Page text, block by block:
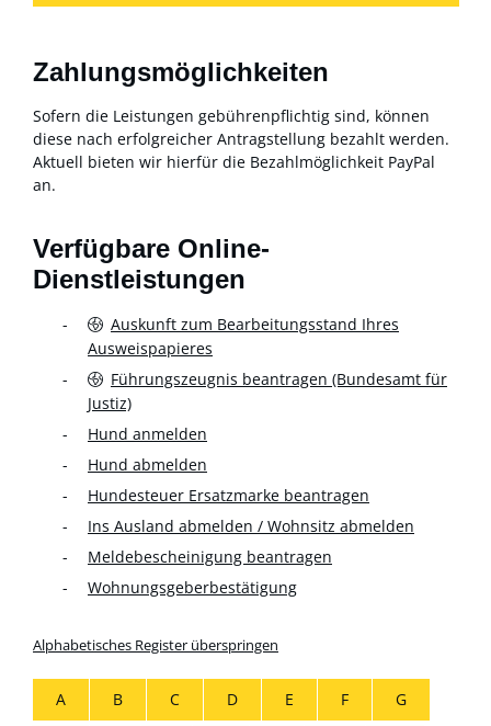
Zahlungsmöglichkeiten
Sofern die Leistungen gebührenpflichtig sind, können
diese nach erfolgreicher Antragstellung bezahlt werden.
Aktuell bieten wir hierfür die Bezahlmöglichkeit PayPal
an.
Verfügbare Online-
Dienstleistungen
Auskunft zum Bearbeitungsstand Ihres
Ausweispapieres
Führungszeugnis beantragen (Bundesamt für
Justiz)
Hund anmelden
Hund abmelden
Hundesteuer Ersatzmarke beantragen
Ins Ausland abmelden / Wohnsitz abmelden
Meldebescheinigung beantragen
Wohnungsgeberbestätigung
Alphabetisches Register überspringen
A B C D E F G